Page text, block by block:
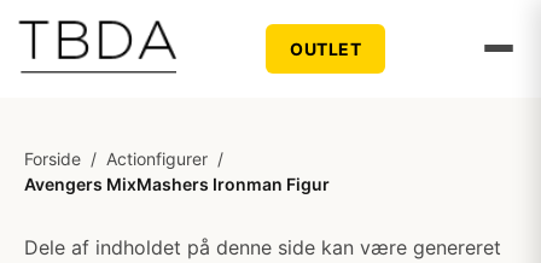
OUTLET
Forside / Actionfigurer /
Avengers MixMashers Ironman Figur
Dele af indholdet på denne side kan være genereret